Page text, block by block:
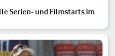
Serien- und Filmstarts im